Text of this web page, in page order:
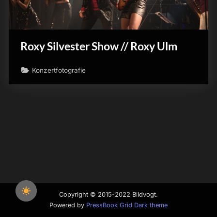
Roxy Silvester Show // Roxy Ulm
Konzertfotografie
Copyright © 2015-2022 Bildvogt.
Powered by PressBook Grid Dark theme